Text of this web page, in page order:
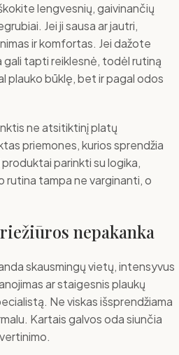
lengvesnių, gaivinančių
Jei ji sausa ar jautri,
ir komfortas. Jei dažote
tapti reiklesnė, todėl rutiną
plauko būklę, bet ir pagal odos
ne atsitiktinį platų
priemones, kurios sprendžia
parinkti su logika,
rutina tampa ne varginanti, o
nepakanka
skausmingų vietų, intensyvus
ar staigesnis plaukų
Ne viskas išsprendžiama
Kartais galvos oda siunčia